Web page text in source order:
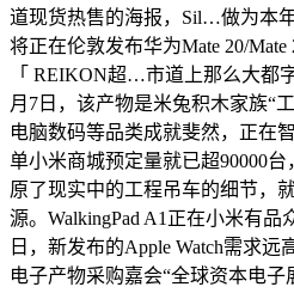
道现货热售的海报，Sil…做为本
将正在伦敦发布华为Mate 20/
「 REIKON超…市道上那么大都
月7日，该产物是米兔积木家族“
电脑数码等品类成就斐然，正在
单小米商城预定量就已超90000
原了现实中的工程吊车的细节，
源。WalkingPad A1正在小米有
日，新发布的Apple Watch需求
电子产物采购嘉会“全球资本电子